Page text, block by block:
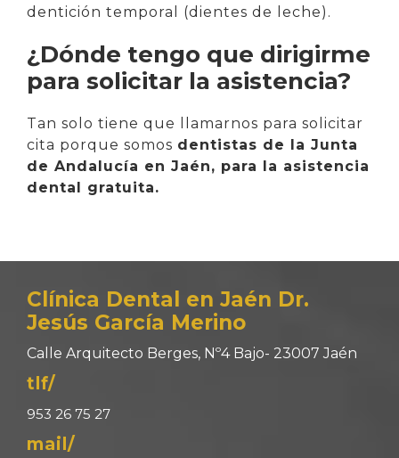
dentición temporal (dientes de leche).
¿Dónde tengo que dirigirme
para solicitar la asistencia?
Tan solo tiene que llamarnos para solicitar
cita porque somos dentistas de la Junta
de Andalucía en Jaén, para la asistencia
dental gratuita.
Clínica Dental en Jaén Dr.
Jesús García Merino
Calle Arquitecto Berges, Nº4 Bajo- 23007 Jaén
tlf/
953 26 75 27
mail/